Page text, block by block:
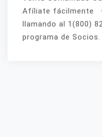
Afíliate fácilmente
llamando al 1(800)
programa de Socios.